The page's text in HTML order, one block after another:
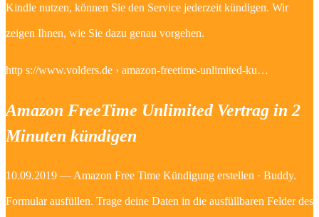
Kindle nutzen, können Sie den Service jederzeit kündigen. Wir
zeigen Ihnen, wie Sie dazu genau vorgehen.
http s://www.volders.de › amazon-freetime-unlimited-ku…
Amazon FreeTime Unlimited Vertrag in 2
Minuten kündigen
10.09.2019 — Amazon Free Time Kündigung erstellen · Buddy.
Formular ausfüllen. Trage deine Daten in die ausfüllbaren Felder des